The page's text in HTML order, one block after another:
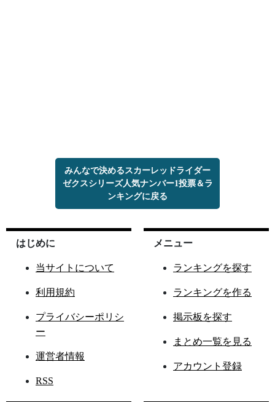
みんなで決めるスカーレッドライダー
ゼクスシリーズ人気ナンバー1投票＆ラ
ンキングに戻る
はじめに
当サイトについて
利用規約
プライバシーポリシ
ー
運営者情報
RSS
メニュー
ランキングを探す
ランキングを作る
掲示板を探す
まとめ一覧を見る
アカウント登録